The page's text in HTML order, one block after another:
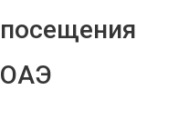
посещения
ОАЭ